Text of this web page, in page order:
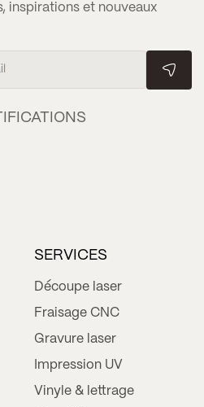
inspirations et nouveaux
SERVICES
Découpe laser
Fraisage CNC
Gravure laser
Impression UV
Vinyle & lettrage